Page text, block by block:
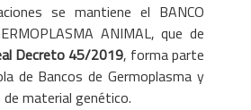
se mantiene el BANCO
ANIMAL, que de
Decreto 45/2019, forma parte
de Bancos de Germoplasma y
material genético.